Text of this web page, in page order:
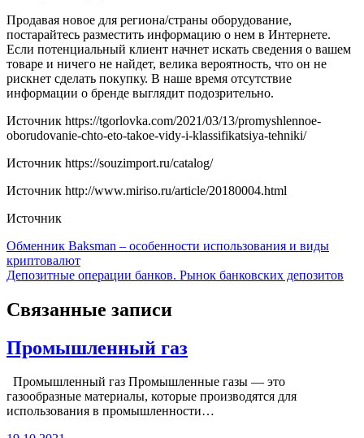
Продавая новое для региона/страны оборудование,
постарайтесь разместить информацию о нем в Интернете.
Если потенциальный клиент начнет искать сведения о вашем
товаре и ничего не найдет, велика вероятность, что он не
рискнет сделать покупку. В наше время отсутствие
информации о бренде выглядит подозрительно.
Источник https://tgorlovka.com/2021/03/13/promyshlennoe-
oborudovanie-chto-eto-takoe-vidy-i-klassifikatsiya-tehniki/
Источник https://souzimport.ru/catalog/
Источник http://www.miriso.ru/article/20180004.html
Источник
Навигация
по
Обменник Baksman – особенности использования и виды
криптовалют
Депозитные операции банков. Рынок банковских депозитов
Связанные записи
Промышленный газ
Промышленный газ Промышленные газы — это
газообразные материалы, которые производятся для
использования в промышленности…